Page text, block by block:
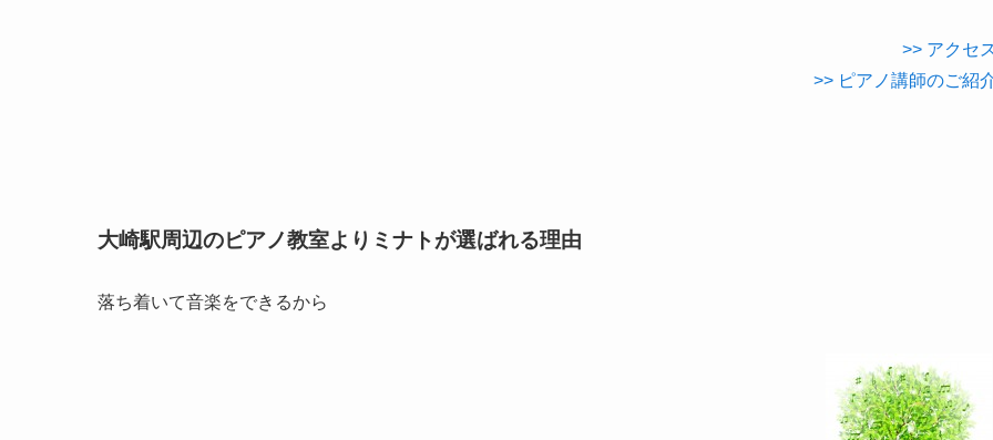
>> アクセ
>> ピアノ講師のご紹
大崎駅周辺のピアノ教室よりミナトが選ばれる理由
落ち着いて音楽をできるから